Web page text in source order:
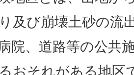
及び崩壊土砂の流
院、道路等の公共
おそれがある地区